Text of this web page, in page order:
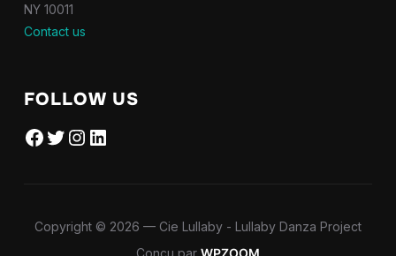
NY 10011
Contact us
FOLLOW US
Facebook
Twitter
Instagram
LinkedIn
Copyright © 2026 — Cie Lullaby - Lullaby Danza Project
Conçu par WPZOOM